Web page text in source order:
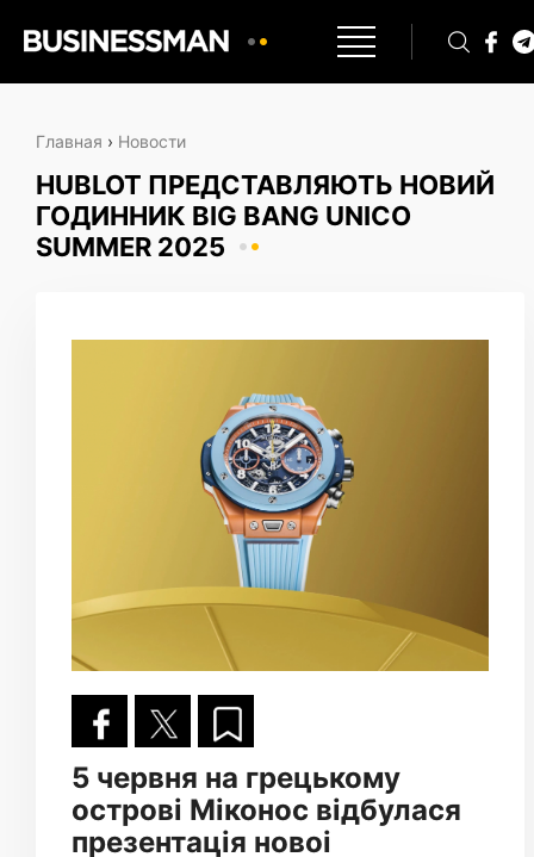
Главная › Новости
HUBLOT ПРЕДСТАВЛЯЮТЬ НОВИЙ
ГОДИННИК BIG BANG UNICO
SUMMER 2025
5 червня на грецькому
острові Міконос відбулася
презентація новоі